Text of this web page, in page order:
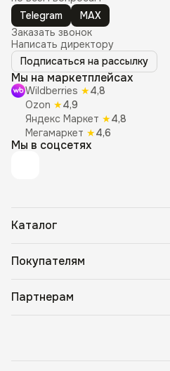
Telegram
MAX
Заказать звонок
Написать директору
Подписаться на рассылку
Мы на маркетплейсах
Wildberries ★4,8
Ozon ★4,9
Яндекс Маркет ★4,8
Мегамаркет ★4,6
Мы в соцсетях
Каталог
Покупателям
Партнерам